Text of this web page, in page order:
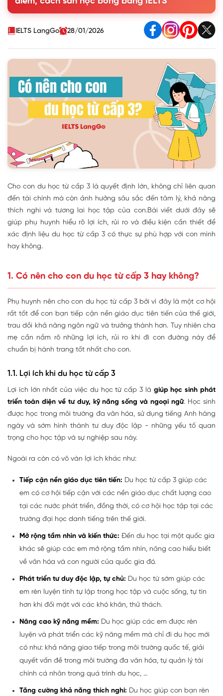
3. Các hình thức du học từ bậc THPT hiện nay
4. Nên du học cấp 3 ở các quốc gia nào?
5. Kinh nghiệm săn học bổng du học cấp 3 với chứng chỉ
IELTS
IELTS LangGo 28/01/2026
Cho con du học từ cấp 3 là quyết định lớn, không chỉ liên quan
đến tài chính mà còn ảnh hưởng sâu sắc đến tâm lý, khả năng
thích nghi và tương lai học tập của con.Bài viết dưới đây sẽ
giúp phụ huynh hiểu rõ lợi ích, rủi ro và điều kiện cần thiết để
xác định liệu du học từ cấp 3 có thực sự phù hợp với con mình
hay không.
1. Có nên cho con du học từ cấp 3 hay không?
Phụ huynh nên cho con du học từ cấp 3 bởi vì đây là một cơ hội
rất tốt để con bạn tiếp cận nền giáo dục tiên tiến của thế giới,
trau dồi khả năng ngôn ngữ và trưởng thành hơn. Tuy nhiên cha
mẹ cần nắm rõ những lợi ích, rủi ro khi đi con đường này để
chuẩn bị hành trang tốt nhất cho con.
1.1. Lợi ích khi du học từ cấp 3
Lợi ích lớn nhất của việc du học từ cấp 3 là giúp học sinh phát
triển toàn diện về tư duy, kỹ năng sống và ngoại ngữ. Học sinh
được học trong môi trường đa văn hóa, sử dụng tiếng Anh hàng
ngày và sớm hình thành tư duy độc lập - những yếu tố quan
trọng cho học tập và sự nghiệp sau này.
Ngoài ra còn có vô vàn lợi ích khác như:
Tiếp cận nền giáo dục tiên tiến: Du học từ cấp 3 giúp các
em có cơ hội tiếp cận với các nền giáo dục chất lượng cao
tại các nước phát triển, đồng thời, có cơ hội học tập tại các
trường đại học danh tiếng trên thế giới.
Mở rộng tầm nhìn và kiến thức: Đến du học tại một quốc gia
khác sẽ giúp các em mở rộng tầm nhìn, nâng cao hiểu biết
về văn hóa và con người của quốc gia đó.
Phát triển tư duy độc lập, tự chủ: Du học từ sớm giúp các
em rèn luyện tính tự lập trong học tập và cuộc sống, tự tin
hơn khi đối mặt với các khó khăn, thử thách.
Nâng cao kỹ năng mềm: Du học giúp các em được rèn
luyện và phát triển các kỹ năng mềm mà chỉ đi du học mới
có như: khả năng giao tiếp trong môi trường quốc tế, giải
quyết vấn đề trong môi trường đa văn hóa, tự quản lý tài
chính cá nhân trong quá trình du học, …
Tăng cường khả năng thích nghi: Du học giúp con bạn rèn